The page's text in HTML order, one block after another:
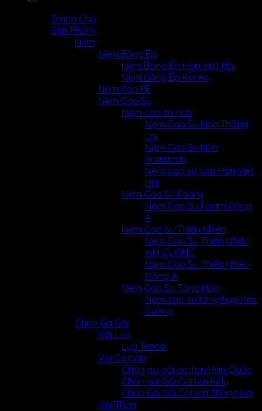
Trang Chủ
Sản Phẩm
Nệm
Nệm Bông Ép
Nệm Bông Ép Hàn Việt Hải
Nệm Bông Ép Korea
Nệm Xốp PE
Nệm Cao Su
Nệm cao su non
Nệm Cao Su Non Thắng
Lợi
Nệm Cao Su Non
American
Nệm cao su non Hàn Việt
Hải
Nệm Cao Su Foam
Nệm Cao Su Foam Đông
Á
Nệm Cao Su Thiên Nhiên
Nệm Cao Su Thiên Nhiên
KIM CƯƠNG
Nệm Cao Su Thiên Nhiên
Đông Á
Nệm Cao Su Tổng Hợp
Nệm cao su tổng hợp Kim
Cương
Chăn Ga Gối
Vải Lụa
Lụa Tencel
Vải Cotton
Chăn ga gối cotton Hàn Quốc
Chăn Ga Gối Cotton Poly
Chăn Ga Gối Cotton Thắng Lợi
Vải Thun